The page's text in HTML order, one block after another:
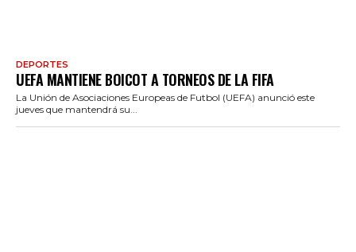
DEPORTES
UEFA MANTIENE BOICOT A TORNEOS DE LA FIFA
La Unión de Asociaciones Europeas de Futbol (UEFA) anunció este
jueves que mantendrá su...